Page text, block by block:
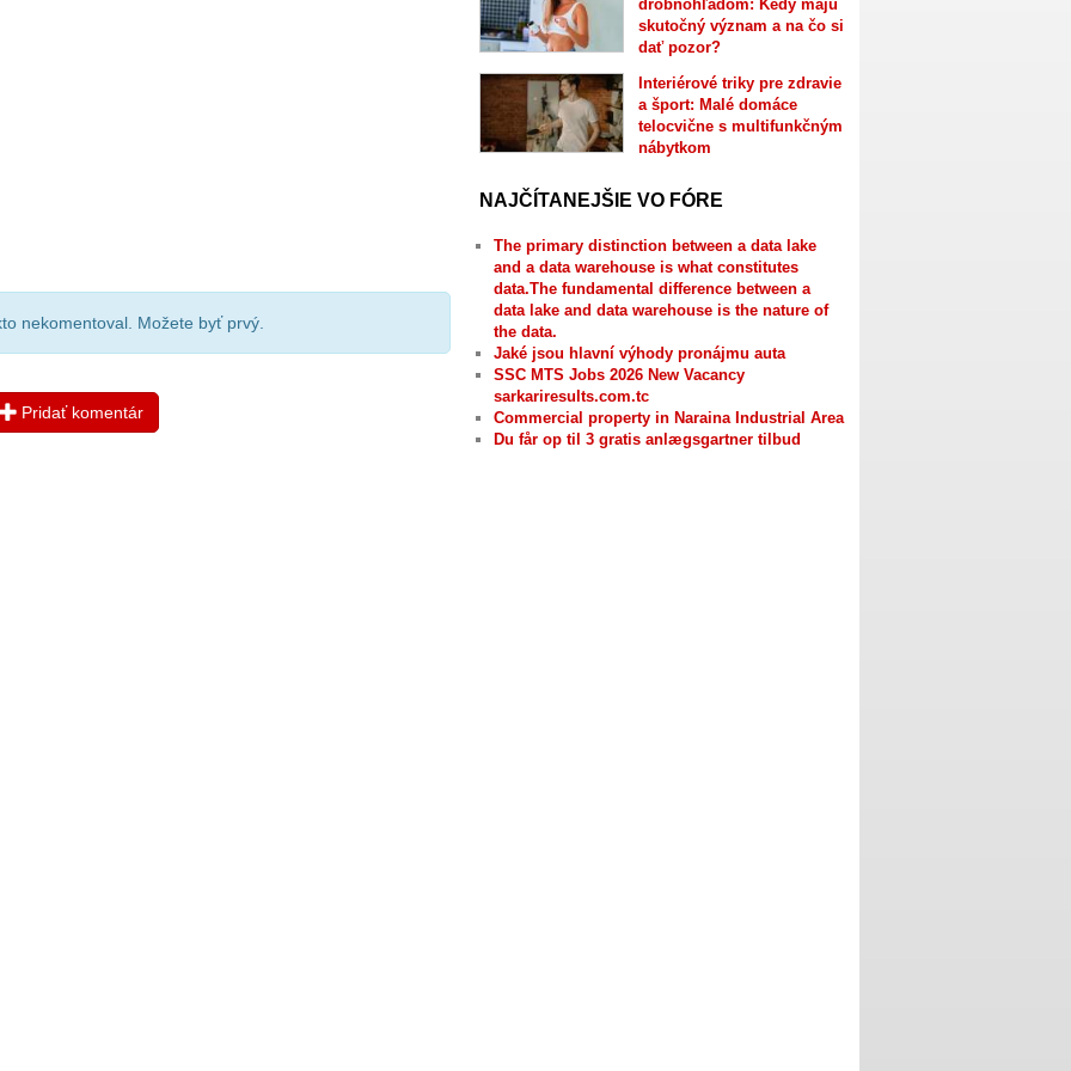
nekomentoval. Možete byť prvý.
Pridať komentár
drobnohľadom: Kedy majú
skutočný význam a na čo si
dať pozor?
Interiérové triky pre zdravie
a šport: Malé domáce
telocvične s multifunkčným
nábytkom
NAJČÍTANEJŠIE VO FÓRE
The primary distinction between a data lake
and a data warehouse is what constitutes
data.The fundamental difference between a
data lake and data warehouse is the nature of
the data.
Jaké jsou hlavní výhody pronájmu auta
SSC MTS Jobs 2026 New Vacancy
sarkariresults.com.tc
Commercial property in Naraina Industrial Area
Du får op til 3 gratis anlægsgartner tilbud